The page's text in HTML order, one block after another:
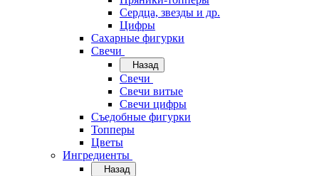
Сердца, звезды и др.
Цифры
Сахарные фигурки
Свечи
Назад
Свечи
Свечи витые
Свечи цифры
Съедобные фигурки
Топперы
Цветы
Ингредиенты
Назад